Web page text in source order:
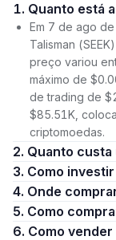
1. Quanto está
Em 7 de ago
Talisman
preço variou
máximo de
de trading de
$85.51K,
criptomoedas.
2. Quanto
3. Como
4. Onde
5. Como
6. Como